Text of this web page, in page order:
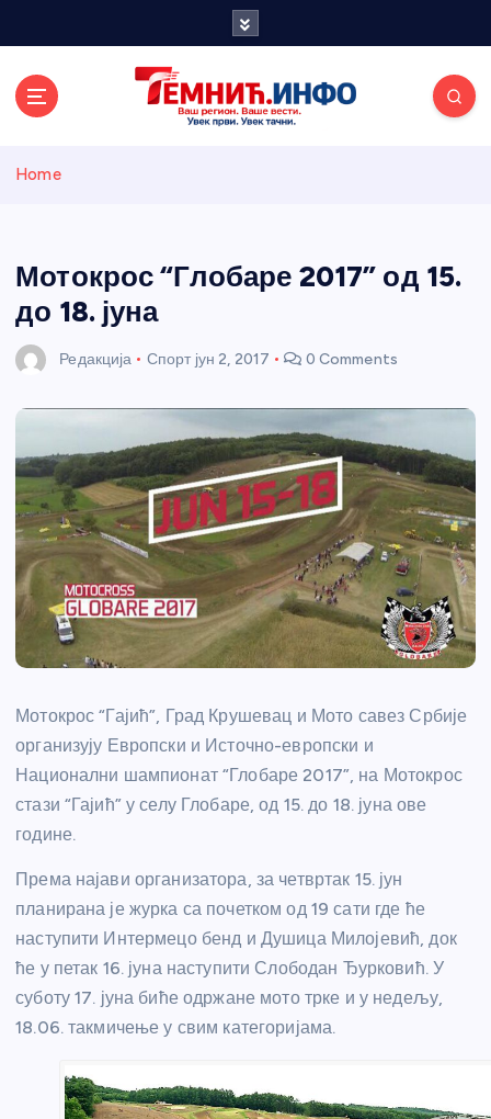
и портал
Home
Мотокрос “Глобаре 2017” од 15.
до 18. јуна
Редакција Спорт јун 2, 2017 0 Comments
Мотокрос “Гајић”, Град Крушевац и Мото савез Србије
организују Европски и Источно-европски и
Национални шампионат “Глобаре 2017”, на Мотокрос
стази “Гајић” у селу Глобаре, од 15. до 18. јуна ове
године.
Према најави организатора, за четвртак 15. јун
планирана је журка са почетком од 19 сати где ће
наступити Интермецо бенд и Душица Милојевић, док
ће у петак 16. јуна наступити Слободан Ђурковић. У
суботу 17. јуна биће одржане мото трке и у недељу,
18.06. такмичење у свим категоријама.